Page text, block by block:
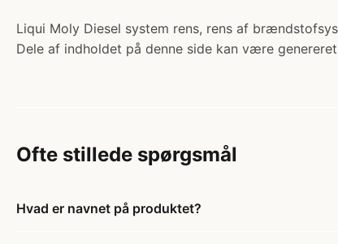
Liqui Moly Diesel system rens, rens af
Dele af indholdet på denne side kan være
Ofte stillede spørgsmål
Hvad er navnet på produktet?